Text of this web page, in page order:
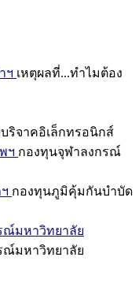
ฯ เหตุผลที่...ทำไมต้อง
ริจาคอิเล็กทรอนิกส์
ฯ กองทุนจุฬาลงกรณ์
กองทุนภูมิคุ้มกันบำบัด
ณ์มหาวิทยาลัย
ณ์มหาวิทยาลัย